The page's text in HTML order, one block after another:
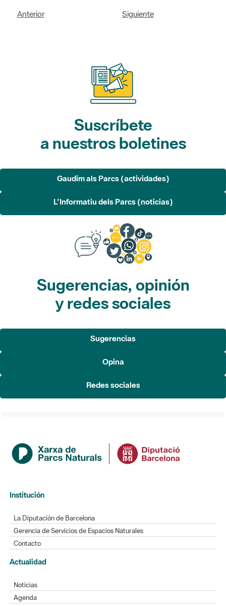
Anterior Siguiente
Suscríbete
a nuestros boletines
Gaudim als Parcs (actividades)
L'Informatiu dels Parcs (noticias)
Sugerencias, opinión
y redes sociales
Sugerencias
Opina
Redes sociales
Institución
La Diputación de Barcelona
Gerencia de Servicios de Espacios Naturales
Contacto
Actualidad
Noticias
Agenda